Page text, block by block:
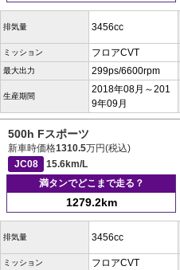
排気量 3456cc
ミッション フロアCVT
最大出力 299ps/6600rpm
生産期間
2018年08月～201
9年09月
500h Fスポーツ
新車時価格1310.5万円(税込)
JC08
15.6km/L
満タンでどこまで走る？
1279.2km
排気量 3456cc
ミッション フロアCVT